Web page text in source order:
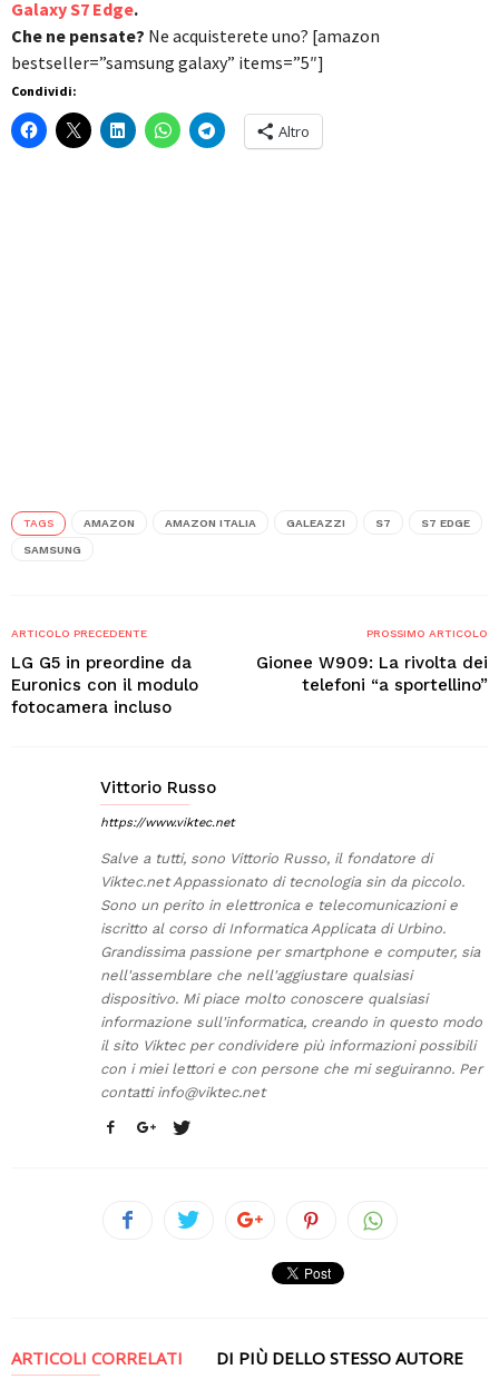
Galaxy S7 Edge.
Che ne pensate? Ne acquisterete uno? [amazon
bestseller=”samsung galaxy” items=”5″]
Condividi:
Altro
TAGS AMAZON AMAZON ITALIA GALEAZZI S7 S7 EDGE
SAMSUNG
ARTICOLO PRECEDENTE
LG G5 in preordine da
Euronics con il modulo
fotocamera incluso
PROSSIMO ARTICOLO
Gionee W909: La rivolta dei
telefoni “a sportellino”
Vittorio Russo
https://www.viktec.net
Salve a tutti, sono Vittorio Russo, il fondatore di
Viktec.net Appassionato di tecnologia sin da piccolo.
Sono un perito in elettronica e telecomunicazioni e
iscritto al corso di Informatica Applicata di Urbino.
Grandissima passione per smartphone e computer, sia
nell'assemblare che nell'aggiustare qualsiasi
dispositivo. Mi piace molto conoscere qualsiasi
informazione sull'informatica, creando in questo modo
il sito Viktec per condividere più informazioni possibili
con i miei lettori e con persone che mi seguiranno. Per
contatti info@viktec.net
ARTICOLI CORRELATI DI PIÙ DELLO STESSO AUTORE